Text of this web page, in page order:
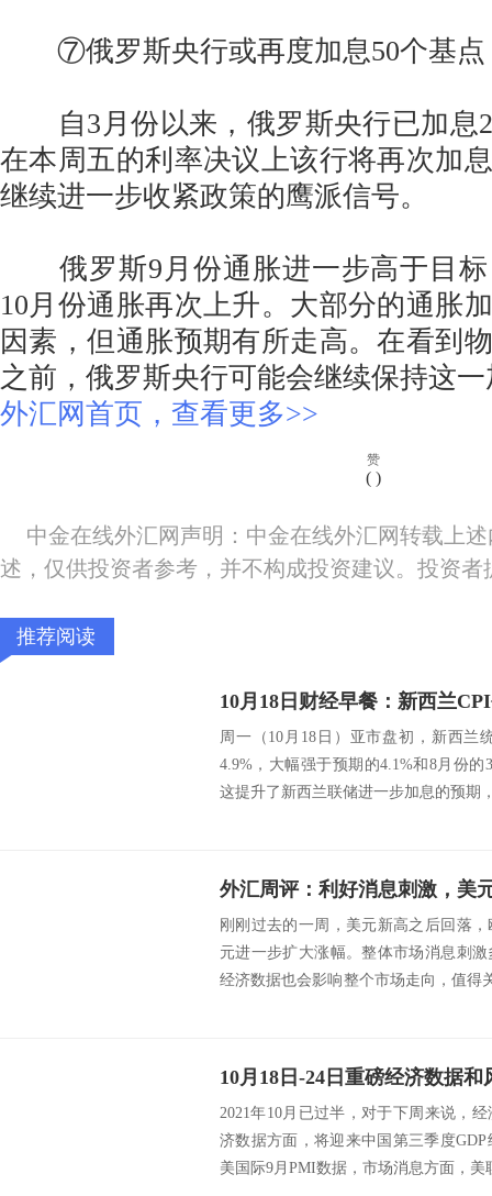
⑦俄罗斯央行或再度加息50个基点
自3月份以来，俄罗斯央行已加息
在本周五的利率决议上该行将再次加
继续进一步收紧政策的鹰派信号。
俄罗斯9月份通胀进一步高于目标
10月份通胀再次上升。大部分的通胀
因素，但通胀预期有所走高。在看到
之前，俄罗斯央行可能会继续保持这
外汇网首页，查看更多>>
赞
( )
中金在线外汇网声明：中金在线外汇网转载上
述，仅供投资者参考，并不构成投资建议。投资
推荐阅读
周一（10月18日）亚市盘初，新西兰
4.9%，大幅强于预期的4.1%和8月份
这提升了新西兰联储进一步加息的预期
外汇周评：利好消息刺激，美
刚刚过去的一周，美元新高之后回落
元进一步扩大涨幅。整体市场消息刺
经济数据也会影响整个市场走向，值得
2021年10月已过半，对于下周来说，
济数据方面，将迎来中国第三季度
美国际9月PMI数据，市场消息方面，